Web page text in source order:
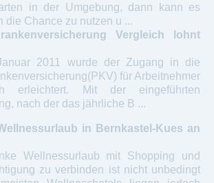
in der Umgebung, dann kann es
die Chance zu nutzen u ...
Vergleich lohnt
2011 wurde der Zugang in die
für Arbeitnehmer
erleichtert. Mit der eingeführten
nach der das jährliche B ...
in Bernkastel-Kues an
Wellnessurlaub mit Shopping und
zu verbinden ist nicht unbedingt